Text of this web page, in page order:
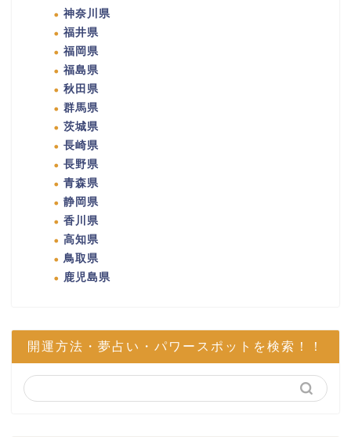
神奈川県
福井県
福岡県
福島県
秋田県
群馬県
茨城県
長崎県
長野県
青森県
静岡県
香川県
高知県
鳥取県
鹿児島県
開運方法・夢占い・パワースポットを検索！！